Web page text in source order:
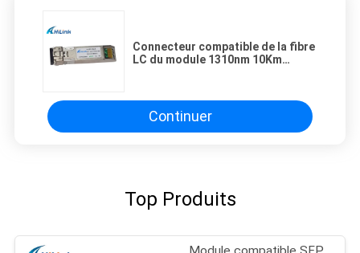
Connecteur compatible de la fibre
LC du module 1310nm 10Km
Continuer
Top Produits